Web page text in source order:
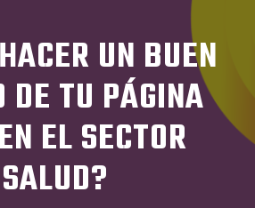
UN BUEN
DE TU PÁGINA
EL SECTOR
SALUD?